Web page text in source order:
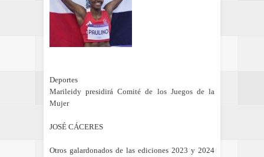
Deportes
Marileidy presidirá Comité de los Juegos de la
Mujer
JOSÉ CÁCERES
Otros galardonados de las ediciones 2023 y 2024